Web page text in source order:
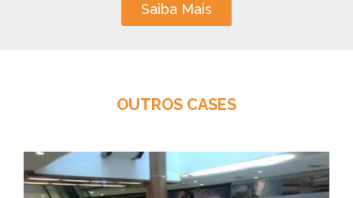
Saiba Mais
OUTROS CASES